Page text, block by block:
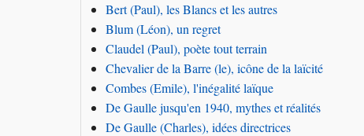
Bert (Paul), les Blancs et les autres
Blum (Léon), un regret
Claudel (Paul), poète tout terrain
Chevalier de la Barre (le), icône de la laïcité
Combes (Emile), l'inégalité laïque
De Gaulle jusqu'en 1940, mythes et réalités
De Gaulle (Charles), idées directrices